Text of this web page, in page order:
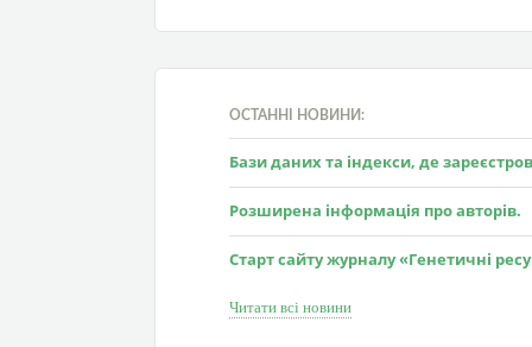
ОСТАННІ НОВИНИ:
Бази даних та індекси, де
Розширена інформація про авторів.
Старт сайту журналу «Генетичні
Читати всі новини